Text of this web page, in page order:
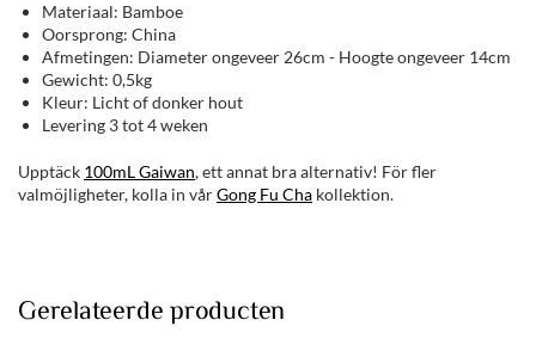
Materiaal: Bamboe
Oorsprong: China
Afmetingen: Diameter ongeveer 26cm - Hoogte ongeveer 14cm
Gewicht: 0,5kg
Kleur: Licht of donker hout
Levering 3 tot 4 weken
Upptäck 100mL Gaiwan, ett annat bra alternativ! För fler
valmöjligheter, kolla in vårGong Fu Cha kollektion.
Gerelateerde producten